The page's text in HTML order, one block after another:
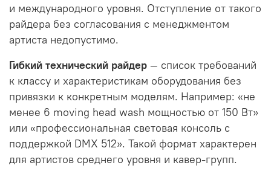
и международного уровня. Отступление от такого
райдера без согласования с менеджментом
артиста недопустимо.
Гибкий технический райдер — список требований
к классу и характеристикам оборудования без
привязки к конкретным моделям. Например: «не
менее 6 moving head wash мощностью от 150 Вт»
или «профессиональная световая консоль с
поддержкой DMX 512». Такой формат характерен
для артистов среднего уровня и кавер-групп.